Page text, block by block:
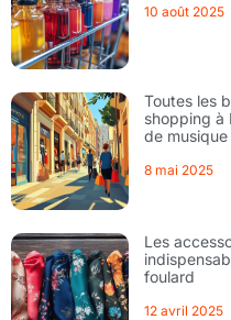
10 août 2025
Toutes les
shopping à
de
8 mai 2025
Les
foulard
12 avril 2025